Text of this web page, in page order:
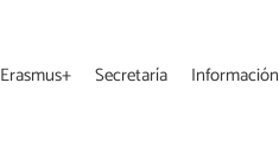
Erasmus+ Secretaría Información